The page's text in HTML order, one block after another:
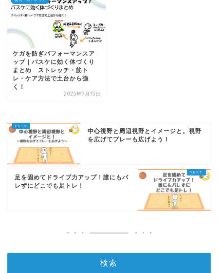
ケガを防ぎパフォーマンスア
ップ｜バスケに効く体づくり
まとめ ストレッチ・筋ト
レ・ケア方法で土台から強
く！
2025年7月15日
中心視野と周辺視野とイメージと。視野
を広げてプレーも広げよう！
足を固めてドライブ力アップ！誰にもバ
レずにどこでも足トレ！
検索